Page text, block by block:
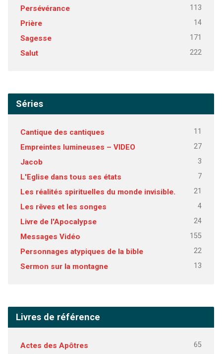
Persévérance 113
Prière 14
Sagesse 171
Salut 222
Séries
Cantique des cantiques 11
Empreintes lumineuses – VIDEO 27
Jacob 3
L'Eglise dans tous ses états 7
Les réalités spirituelles du monde invisible. 21
Les rêves et les songes 4
Livre de l'Apocalypse 24
Messages Vidéo 155
Personnages atypiques de la bible 22
Sermon sur la montagne 13
Livres de référence
Actes des Apôtres 65